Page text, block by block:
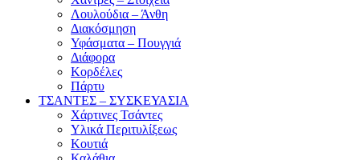
Λουλούδια – Άνθη
Διακόσμηση
Υφάσματα – Πουγγιά
Διάφορα
Κορδέλες
Πάρτυ
ΤΣΑΝΤΕΣ – ΣΥΣΚΕΥΑΣΙΑ
Χάρτινες Τσάντες
Υλικά Περιτυλίξεως
Κουτιά